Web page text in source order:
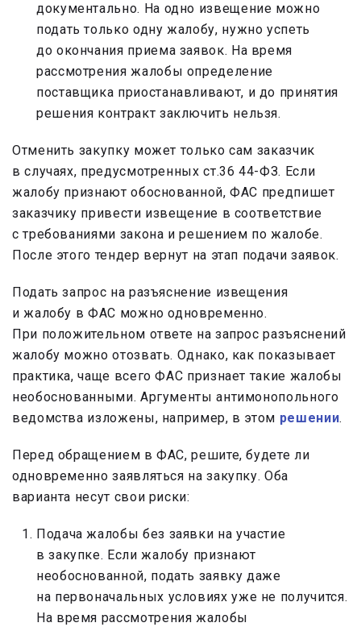
документально. На одно извещение можно
подать только одну жалобу, нужно успеть
до окончания приема заявок. На время
рассмотрения жалобы определение
поставщика приостанавливают, и до принятия
решения контракт заключить нельзя.
Отменить закупку может только сам заказчик
в случаях, предусмотренных ст.36 44-ФЗ. Если
жалобу признают обоснованной, ФАС предпишет
заказчику привести извещение в соответствие
с требованиями закона и решением по жалобе.
После этого тендер вернут на этап подачи заявок.
Подать запрос на разъяснение извещения
и жалобу в ФАС можно одновременно.
При положительном ответе на запрос разъяснений
жалобу можно отозвать. Однако, как показывает
практика, чаще всего ФАС признает такие жалобы
необоснованными. Аргументы антимонопольного
ведомства изложены, например, в этом решении.
Перед обращением в ФАС, решите, будете ли
одновременно заявляться на закупку. Оба
варианта несут свои риски:
Подача жалобы без заявки на участие
в закупке. Если жалобу признают
необоснованной, подать заявку даже
на первоначальных условиях уже не получится.
На время рассмотрения жалобы